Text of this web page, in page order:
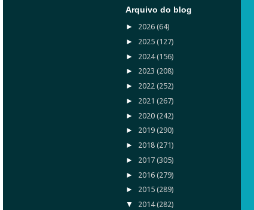
Arquivo do blog
► 2026(64)
► 2025(127)
► 2024(156)
► 2023(208)
► 2022(252)
► 2021(267)
► 2020(242)
► 2019(290)
► 2018(271)
► 2017(305)
► 2016(279)
► 2015(289)
▼ 2014(282)